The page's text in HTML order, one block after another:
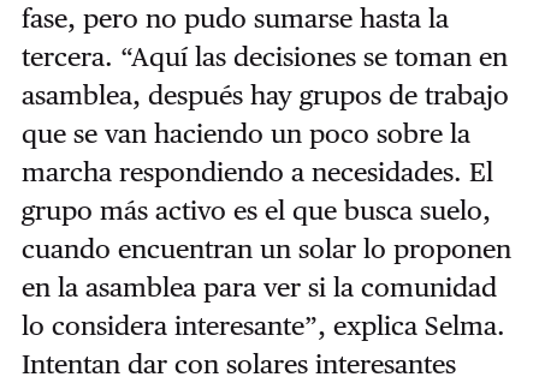
fase, pero no pudo sumarse hasta la
tercera. “Aquí las decisiones se toman en
asamblea, después hay grupos de trabajo
que se van haciendo un poco sobre la
marcha respondiendo a necesidades. El
grupo más activo es el que busca suelo,
cuando encuentran un solar lo proponen
en la asamblea para ver si la comunidad
lo considera interesante”, explica Selma.
Intentan dar con solares interesantes